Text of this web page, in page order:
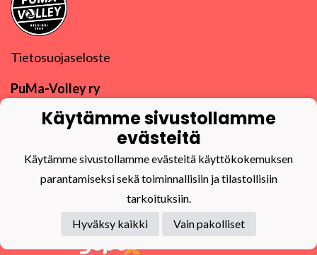
Tietosuojaseloste
PuMa-Volley ry
Y-tunnus0832270-9
puma@puma-volley.fi
Linkki muihin yhteystietoihin
PuMa-Webmail
Käytämme sivustollamme
evästeitä
Käytämme sivustollamme evästeitä käyttökokemuksen
parantamiseksi sekä toiminnallisiin ja tilastollisiin
tarkoituksiin.
Hyväksy kaikki
Vain pakolliset